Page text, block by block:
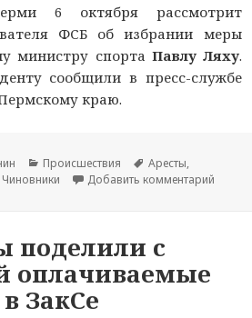
6 октября рассмотрит
ФСБ об избрании меры
министру спорта Павлу Ляху.
сообщили в пресс-службе
краю.
Раздел
новостей
Происшествия
Тема
новости
Аресты,
Чиновники Добавить комментарий
поделили с
оплачиваемые
ЗакСе